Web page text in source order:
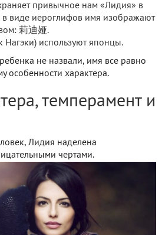
привычное нам «Лидия» в
виде иероглифов имя изображают
莉迪娅.
Нагэки) используют японцы.
не назвали, имя все равно
особенности характера.
темперамент и
Лидия наделена
чертами.